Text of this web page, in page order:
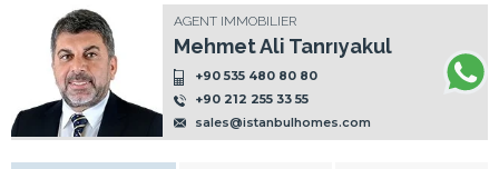
AGENT IMMOBILIER
Mehmet Ali Tanrıyakul
+90 535 480 80 80
+90 212 255 33 55
sales@istanbulhomes.com